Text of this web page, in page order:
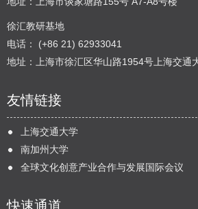
徐汇教研基地
电话： (+86 21) 62933041
地址：上海市徐汇区华山路1954号上海交通
友情链接
上海交通大学
南加州大学
全球文化创意产业合作与发展国际会议
快速通道